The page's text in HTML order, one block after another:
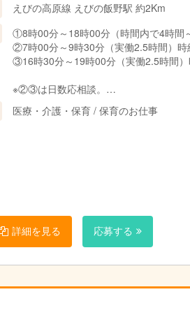
えびの高原線 えびの飯野駅 約2Km
①8時00分～18時00分（時間内で4時間
②7時00分～9時30分（実働2.5時間）時
③16時30分～19時00分（実働2.5時間
※②③は日数応相談。
※朝夕の時間帯で勤務が出来る方。
医療・介護・保育 / 保育のお仕事
詳細を見る 応募する